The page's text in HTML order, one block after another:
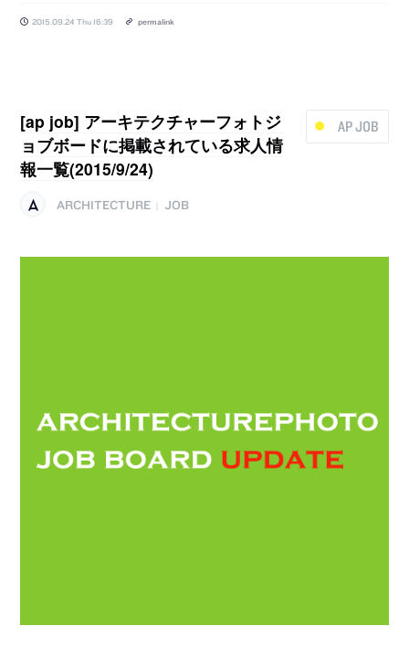
2015.09.24 Thu 16:39 permalink
AP JOB
[ap job] アーキテクチャーフォトジ
ョブボードに掲載されている求人情
報一覧(2015/9/24)
ARCHITECTURE JOB